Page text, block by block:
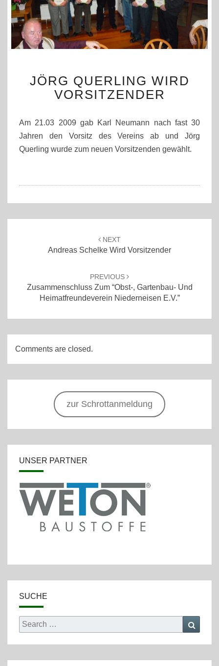
QUERLING
WIRD
VORSITZENDER
JÖRG QUERLING WIRD
VORSITZENDER
Am 21.03 2009 gab Karl Neumann nach fast 30
Jahren den Vorsitz des Vereins ab und Jörg
Querling wurde zum neuen Vorsitzenden gewählt.
NEXT
Andreas Schelke Wird Vorsitzender
PREVIOUS
Zusammenschluss Zum “Obst-, Gartenbau- Und
Heimatfreundeverein Niederneisen E.V.”
Comments are closed.
zur Schrottanmeldung
UNSER PARTNER
SUCHE
Search
for: